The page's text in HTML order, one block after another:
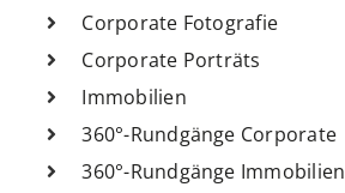
Corporate Fotografie
Corporate Porträts
Immobilien
360°-Rundgänge Corporate
360°-Rundgänge Immobilien